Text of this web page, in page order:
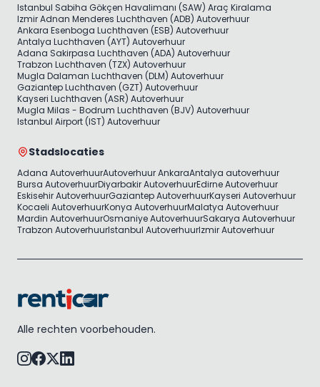
Istanbul Sabiha Gökçen Havalimanı (SAW) Araç Kiralama
Izmir Adnan Menderes Luchthaven (ADB) Autoverhuur
Ankara Esenboga Luchthaven (ESB) Autoverhuur
Antalya Luchthaven (AYT) Autoverhuur
Adana Sakirpasa Luchthaven (ADA) Autoverhuur
Trabzon Luchthaven (TZX) Autoverhuur
Mugla Dalaman Luchthaven (DLM) Autoverhuur
Gaziantep Luchthaven (GZT) Autoverhuur
Kayseri Luchthaven (ASR) Autoverhuur
Mugla Milas - Bodrum Luchthaven (BJV) Autoverhuur
Istanbul Airport (IST) Autoverhuur
Stadslocaties
Adana AutoverhuurAutoverhuur AnkaraAntalya autoverhuur
Bursa AutoverhuurDiyarbakir AutoverhuurEdirne Autoverhuur
Eskisehir AutoverhuurGaziantep AutoverhuurKayseri Autoverhuur
Kocaeli AutoverhuurKonya AutoverhuurMalatya Autoverhuur
Mardin AutoverhuurOsmaniye AutoverhuurSakarya Autoverhuur
Trabzon AutoverhuurIstanbul AutoverhuurIzmir Autoverhuur
Alle rechten voorbehouden.